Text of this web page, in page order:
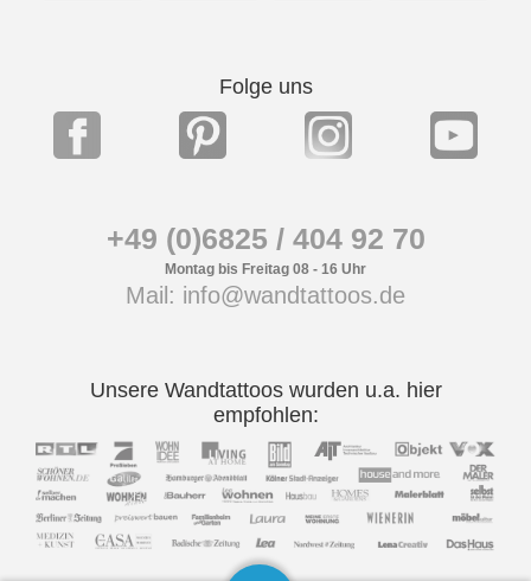
Folge uns
+49 (0)6825 / 404 92 70
Montag bis Freitag 08 - 16 Uhr
Mail: info@wandtattoos.de
Unsere Wandtattoos wurden u.a. hier
empfohlen: